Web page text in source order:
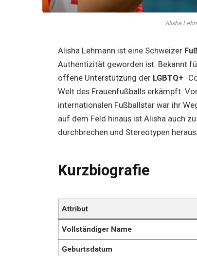
Alisha
Alisha Lehmann ist eine Schweizer
Authentizität geworden ist. Bekannt
offene Unterstützung der LGBTQ+ -
Welt des Frauenfußballs erkämpft.
internationalen Fußballstar war ihr
auf dem Feld hinaus ist Alisha auch
durchbrechen und Stereotypen
Kurzbiografie
Attribut
Vollständiger Name
Geburtsdatum